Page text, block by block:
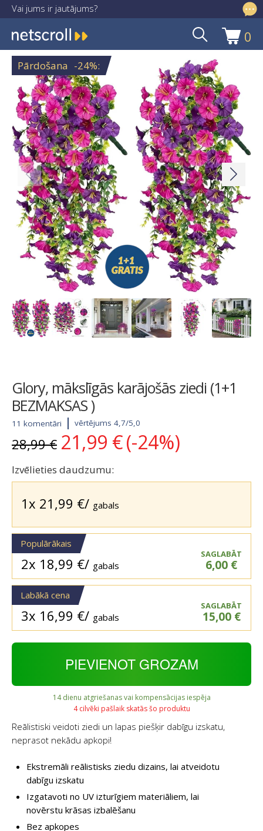
Vai jums ir jautājums?
info@netscroll.lv
Skip
to
navigation
Skip
to
content
0
Pārdošana -24%:
Glory, mākslīgās karājošās ziedi (1+1
BEZMAKSAS )
11 komentāri vērtējums 4,7/5,0
28,99€ Original
price
was:
28,99 €.
21,99 € Current
price
21,99 €.
(-24%)
Izvēlieties daudzumu:
1x 21,99 €/ gabals
Populārākais
2x 18,99 €/ gabals
SAGLABĀT
6,00 €
Labākā cena
3x 16,99 €/ gabals
SAGLABĀT
15,00 €
PIEVIENOT GROZAM
14 dienu atgriešanas vai kompensācijas iespēja
4 cilvēki pašlaik skatās šo produktu
Reālistiski veidoti ziedi un lapas piešķir dabīgu izskatu,
neprasot nekādu apkopi!
Ekstremāli reālistisks ziedu dizains, lai atveidotu
dabīgu izskatu
Izgatavoti no UV izturīgiem materiāliem, lai
novērstu krāsas izbalēšanu
Bez apkopes